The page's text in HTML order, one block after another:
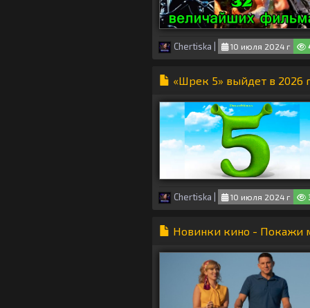
Chertiska 10 июля 2024 г
«Шрек 5» выйдет в
Chertiska 10 июля 2024 г
Новинки кино - Покажи